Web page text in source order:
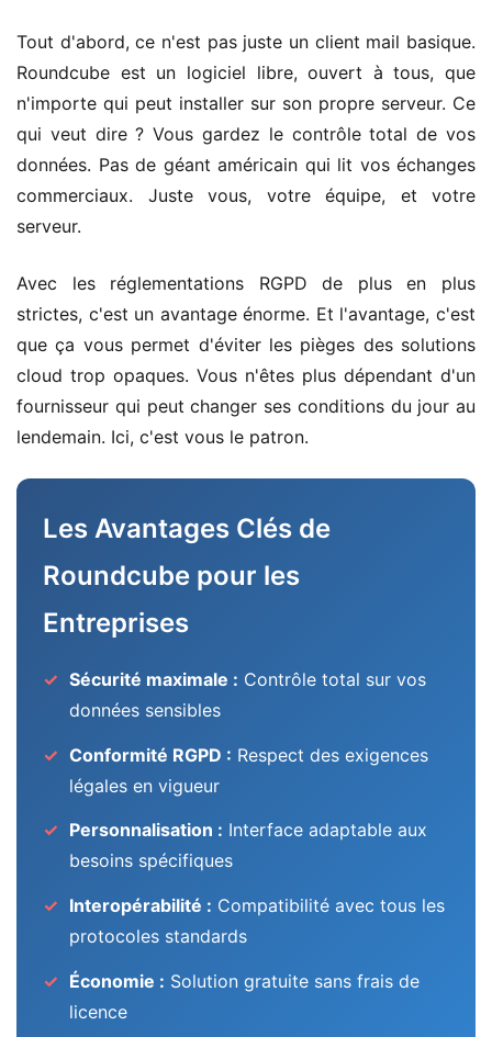
Tout d'abord, ce n'est pas juste un client mail basique.
Roundcube est un logiciel libre, ouvert à tous, que
n'importe qui peut installer sur son propre serveur. Ce
qui veut dire ? Vous gardez le contrôle total de vos
données. Pas de géant américain qui lit vos échanges
commerciaux. Juste vous, votre équipe, et votre
serveur.
Avec les réglementations RGPD de plus en plus
strictes, c'est un avantage énorme. Et l'avantage, c'est
que ça vous permet d'éviter les pièges des solutions
cloud trop opaques. Vous n'êtes plus dépendant d'un
fournisseur qui peut changer ses conditions du jour au
lendemain. Ici, c'est vous le patron.
Les Avantages Clés de
Roundcube pour les
Entreprises
Sécurité maximale : Contrôle total sur vos
données sensibles
Conformité RGPD : Respect des exigences
légales en vigueur
Personnalisation : Interface adaptable aux
besoins spécifiques
Interopérabilité : Compatibilité avec tous les
protocoles standards
Économie : Solution gratuite sans frais de
licence